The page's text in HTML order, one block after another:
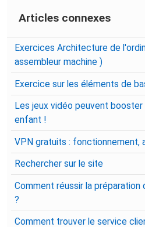
Articles connexes
Exercices Architecture de
assembleur machine )
Exercice sur les éléments de
Les jeux vidéo peuvent
enfant !
VPN gratuits : fonctionnement,
Rechercher sur le site
Comment réussir la préparation
?
Comment trouver le service